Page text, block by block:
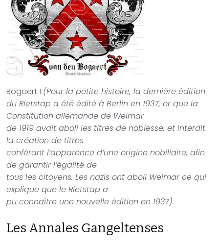
Bogaert ! (Pour la petite histoire, la dernière édition
du Rietstap a été édité à Berlin en 1937, or que la
Constitution allemande de Weimar
de 1919 avait aboli les titres de noblesse, et interdit
la création de titres
conférant l’apparence d’une origine nobiliaire, afin
de garantir l’égalité de
tous les citoyens. Les nazis ont aboli Weimar ce qui
explique que le Rietstap a
pu connaître une nouvelle édition en 1937).
Les Annales Gangeltenses